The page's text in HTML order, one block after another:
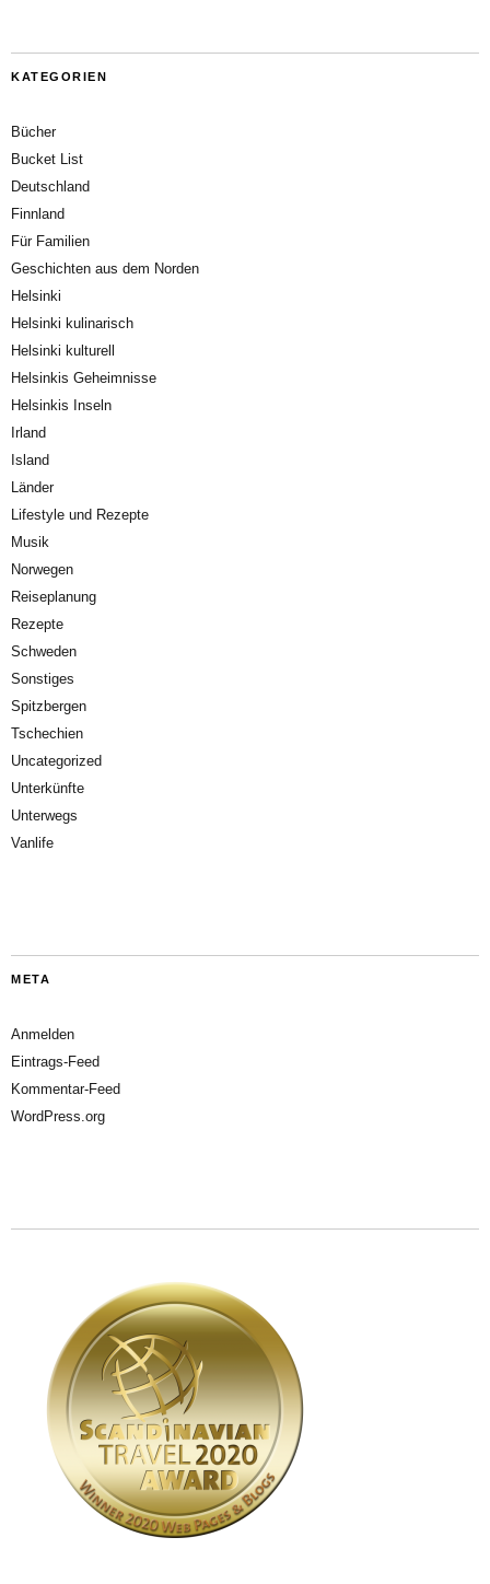
KATEGORIEN
Bücher
Bucket List
Deutschland
Finnland
Für Familien
Geschichten aus dem Norden
Helsinki
Helsinki kulinarisch
Helsinki kulturell
Helsinkis Geheimnisse
Helsinkis Inseln
Irland
Island
Länder
Lifestyle und Rezepte
Musik
Norwegen
Reiseplanung
Rezepte
Schweden
Sonstiges
Spitzbergen
Tschechien
Uncategorized
Unterkünfte
Unterwegs
Vanlife
META
Anmelden
Eintrags-Feed
Kommentar-Feed
WordPress.org